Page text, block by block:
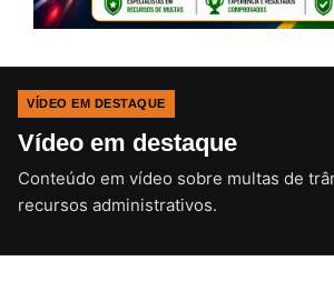
VÍDEO EM DESTAQUE
Vídeo em destaque
Conteúdo em vídeo sobre multas de
recursos administrativos.CLIQUE PARA ATIVAR O